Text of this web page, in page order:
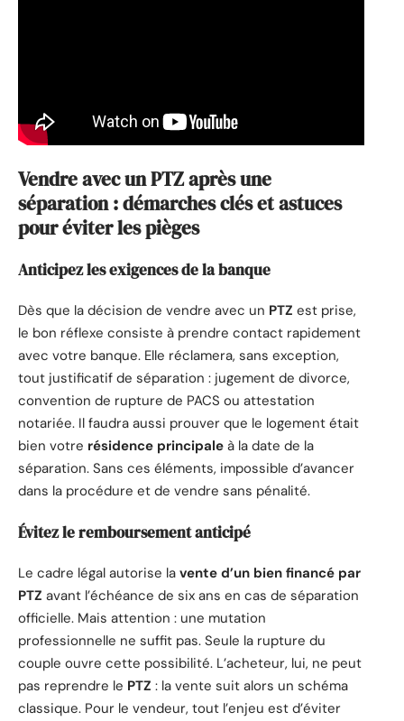
Vendre avec un PTZ après une
séparation : démarches clés et astuces
pour éviter les pièges
Anticipez les exigences de la banque
Dès que la décision de vendre avec un PTZ est prise,
le bon réflexe consiste à prendre contact rapidement
avec votre banque. Elle réclamera, sans exception,
tout justificatif de séparation : jugement de divorce,
convention de rupture de PACS ou attestation
notariée. Il faudra aussi prouver que le logement était
bien votre résidence principale à la date de la
séparation. Sans ces éléments, impossible d’avancer
dans la procédure et de vendre sans pénalité.
Évitez le remboursement anticipé
Le cadre légal autorise la vente d’un bien financé par
PTZ avant l’échéance de six ans en cas de séparation
officielle. Mais attention : une mutation
professionnelle ne suffit pas. Seule la rupture du
couple ouvre cette possibilité. L’acheteur, lui, ne peut
pas reprendre le PTZ : la vente suit alors un schéma
classique. Pour le vendeur, tout l’enjeu est d’éviter